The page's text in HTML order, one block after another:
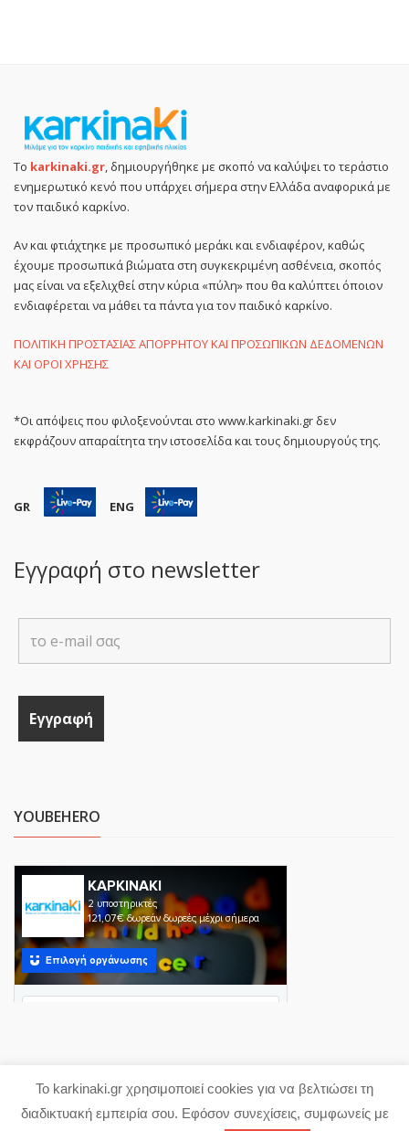
Το karkinaki.gr, δημιουργήθηκε με σκοπό να καλύψει το τεράστιο
ενημερωτικό κενό που υπάρχει σήμερα στην Ελλάδα αναφορικά με
τον παιδικό καρκίνο.
Αν και φτιάχτηκε με προσωπικό μεράκι και ενδιαφέρον, καθώς
έχουμε προσωπικά βιώματα στη συγκεκριμένη ασθένεια, σκοπός
μας είναι να εξελιχθεί στην κύρια «πύλη» που θα καλύπτει όποιον
ενδιαφέρεται να μάθει τα πάντα για τον παιδικό καρκίνο.
ΠΟΛΙΤΙΚΗ ΠΡΟΣΤΑΣΙΑΣ ΑΠΟΡΡΗΤΟΥ ΚΑΙ ΠΡΟΣΩΠΙΚΩΝ ΔΕΔΟΜΕΝΩΝ
ΚΑΙ ΟΡΟΙ ΧΡΗΣΗΣ
*Οι απόψεις που φιλοξενούνται στο www.karkinaki.gr δεν
εκφράζουν απαραίτητα την ιστοσελίδα και τους δημιουργούς της.
GR ENG
Εγγραφή στο newsletter
YOUBEHERO
Copyright 2023 karkinaki.gr
Το karkinaki.gr χρησιμοποιεί cookies για να βελτιώσει τη
διαδικτυακή εμπειρία σου. Εφόσον συνεχίσεις, συμφωνείς με